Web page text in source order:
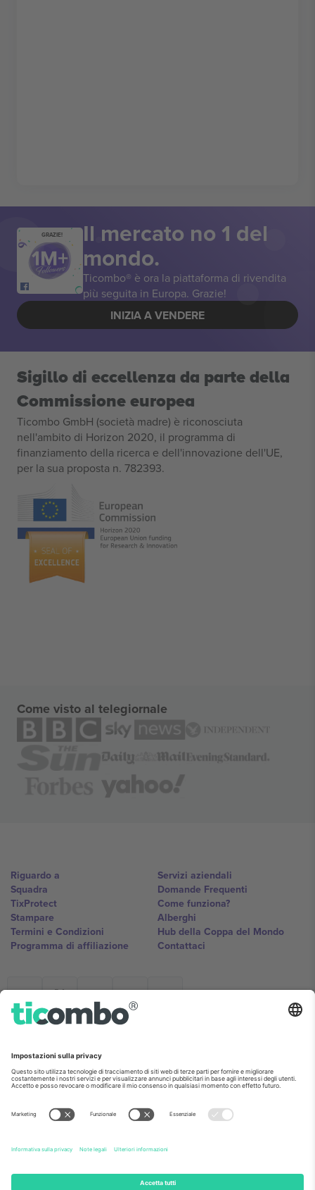
GRAZIE! Il mercato no 1 del
mondo.
Ticombo® è ora la piattaforma di rivendita
più seguita in Europa. Grazie!
INIZIA A VENDERE
Sigillo di eccellenza da parte della
Commissione europea
Ticombo GmbH (società madre) è riconosciuta
nell'ambito di Horizon 2020, il programma di
finanziamento della ricerca e dell'innovazione dell'UE,
per la sua proposta n. 782393.
Come visto al telegiornale
Riguardo a
Squadra
TixProtect
Stampare
Termini e Condizioni
Programma di affiliazione
Servizi aziendali
Domande Frequenti
Come funziona?
Alberghi
Hub della Coppa del Mondo
Contattaci
Ticombo Italia
Mimi Balkanska 132, 1540, Sofia,
base alla località, all'evento e/o al dominio. Per i dettagli controlla la
pagina specifica dell'evento, l'impronta e i termini.,